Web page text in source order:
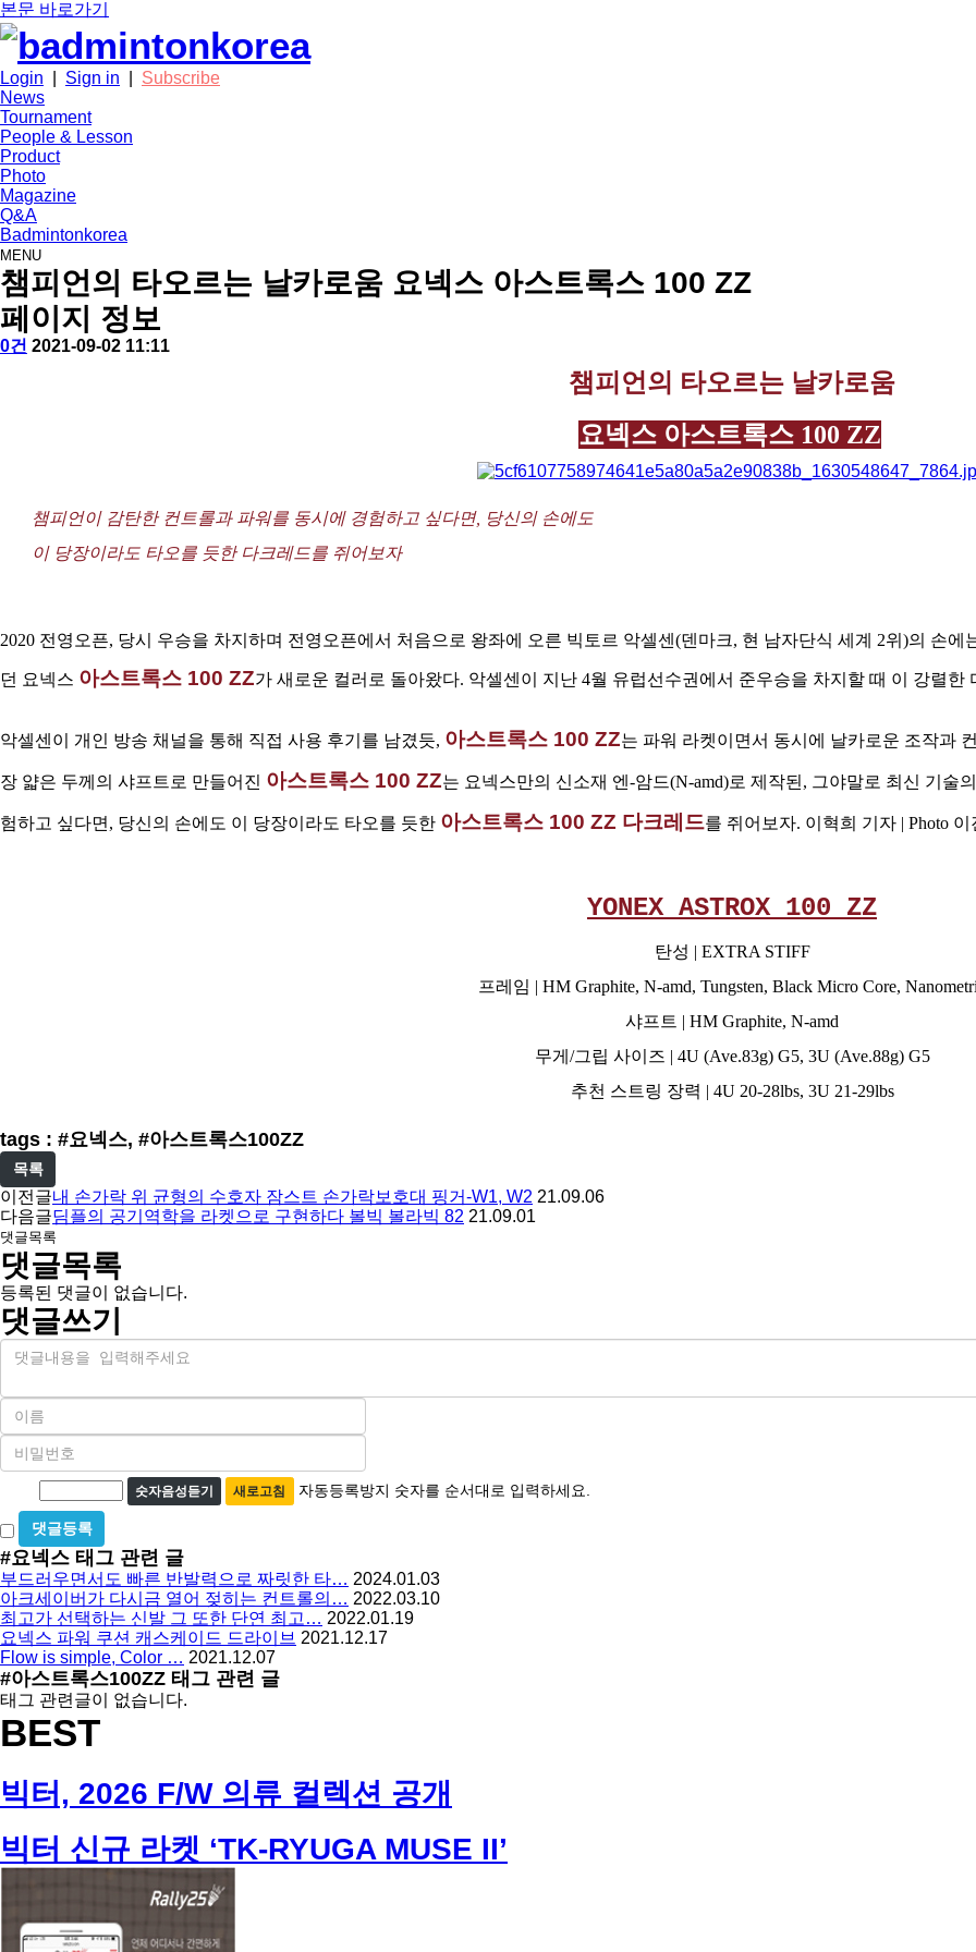
본문 바로가기
Login Sign in
Subscribe
News
Tournament
People & Lesson
Product
Photo
Magazine
Q&A
Badmintonkorea
MENU
product
챔피언의 타오르는 날카로움 요넥스 아스트록스 100 ZZ
페이지 정보
작
배
댓
0건 작
2021-09-02 11:11
챔피언의 타오르는 날카로움
요넥스 아스트록스 100 ZZ
챔피언이 감탄한 컨트롤과 파워를 동시에 경험하고 싶다면, 당신의 손에도
이 당장이라도 타오를 듯한 다크레드를 쥐어보자
2020 전영오픈, 당시 우승을 차지하며 전영오픈에서 처음으로 왕좌에 오른 빅토르 악셀센(덴마크, 현 남자단식 세계 2위)의 손
던 요넥스 아스트록스 100 ZZ가 새로운 컬러로 돌아왔다. 악셀센이 지난 4월 유럽선수권에서 준우승을 차지할 때 이 강렬한
악셀센이 개인 방송 채널을 통해 직접 사용 후기를 남겼듯, 아스트록스 100 ZZ는 파워 라켓이면서 동시에 날카로운 조작과
장 얇은 두께의 샤프트로 만들어진 아스트록스 100 ZZ는 요넥스만의 신소재 엔-암드(N-amd)로 제작된, 그야말로 최신 기
험하고 싶다면, 당신의 손에도 이 당장이라도 타오를 듯한 아스트록스 100 ZZ 다크레드를 쥐어보자. 이혁희 기자 | Photo 이
YONEX ASTROX 100 ZZ
탄성 | EXTRA STIFF
프레임 | HM Graphite, N-amd, Tungsten, Black Micro Core,
샤프트 | HM Graphite, N-amd
무게/그립 사이즈 | 4U (Ave.83g) G5, 3U (Ave.88g) G5
추천 스트링 장력 | 4U 20-28lbs, 3U 21-29lbs
tags : #요넥스, #아스트록스100ZZ
목록
이전글내 손가락 위 균형의 수호자 잠스트 손가락보호대 핑거-W1, W2 21.09.06
다음글딤플의 공기역학을 라켓으로 구현하다 볼빅 볼라빅 82 21.09.01
댓글목록
댓글목록
등록된 댓글이 없습니다.
댓글쓰기
내
이
필
수
비
밀
필
수
동
등
록
방
지
숫자음성듣기 새로고침 자동등록방지 숫자를 순서대로 입력하세요.
비
밀
글
사
용
#요넥스 태그 관련 글
부드러우면서도 빠른 반발력으로 짜릿한 타… 2024.01.03
아크세이버가 다시금 열어 젖히는 컨트롤의… 2022.03.10
최고가 선택하는 신발 그 또한 단연 최고… 2022.01.19
요넥스 파워 쿠션 캐스케이드 드라이브 2021.12.17
Flow is simple, Color … 2021.12.07
#아스트록스100ZZ 태그 관련 글
태그 관련글이 없습니다.
BEST
빅터, 2026 F/W 의류 컬렉션 공개
빅터 신규 라켓 ‘TK-RYUGA MUSE II’